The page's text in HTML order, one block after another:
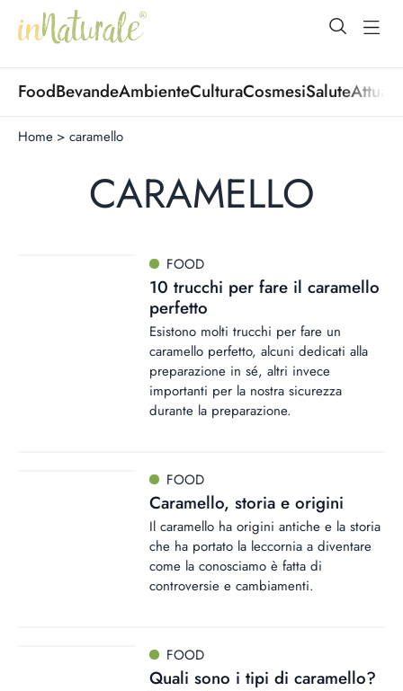
open
FoodBevandeAmbienteCulturaCosmesiSalute
Home > caramello
CARAMELLO
FOOD
10 trucchi per fare il caramello
perfetto
Esistono molti trucchi per fare un
caramello perfetto, alcuni dedicati alla
preparazione in sé, altri invece
importanti per la nostra sicurezza
durante la preparazione.
FOOD
Caramello, storia e origini
Il caramello ha origini antiche e la storia
che ha portato la leccornia a diventare
come la conosciamo è fatta di
controversie e cambiamenti.
FOOD
Quali sono i tipi di caramello?